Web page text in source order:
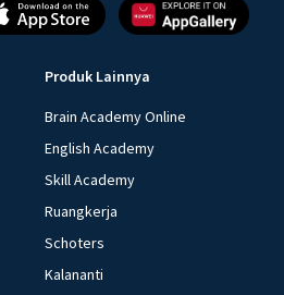
Produk Lainnya
Brain Academy Online
English Academy
Skill Academy
Ruangkerja
Schoters
Kalananti